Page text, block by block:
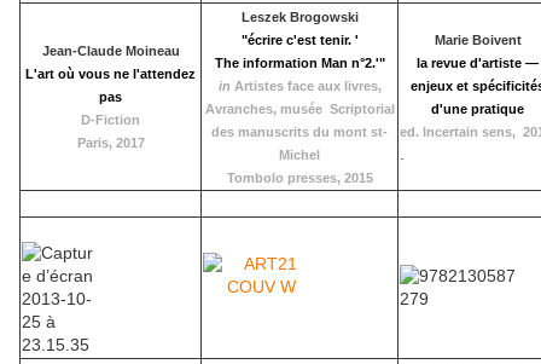
Jean-Claude Moineau
L'art où vous ne l'attendez
pas
D-Fiction
Paris, 2017
Leszek Brogowski
"écrire c'est tenir. '
The information Man n°2.'"
in Artistes face aux livres,
Avranches, musée Scriptorial
des manuscrits du mont st-
Michel
Tombolo presses, 2015
Marie Boivent
la revue d'artiste —
enjeux et
d'une pratique
ed. Incertain sens,